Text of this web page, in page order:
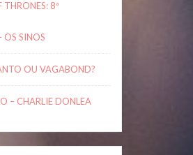
THRONES: 8ª
SINOS
OU VAGABOND?
– CHARLIE DONLEA